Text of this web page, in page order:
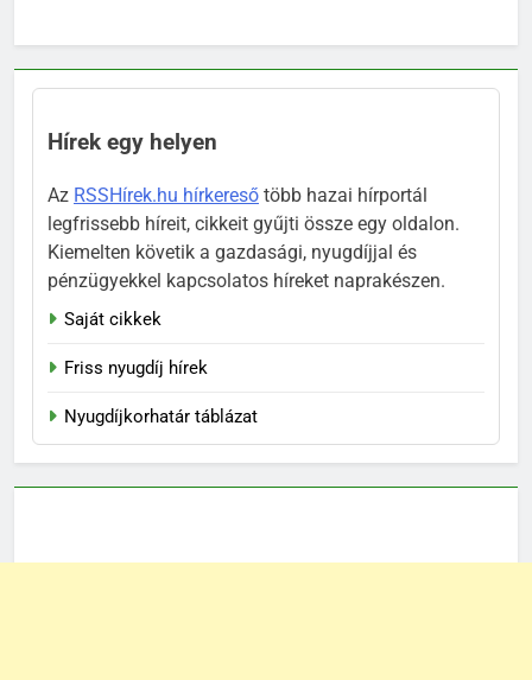
Hírek egy helyen
Az RSSHírek.hu hírkereső több hazai hírportál
legfrissebb híreit, cikkeit gyűjti össze egy oldalon.
Kiemelten követik a gazdasági, nyugdíjjal és
pénzügyekkel kapcsolatos híreket naprakészen.
Saját cikkek
Friss nyugdíj hírek
Nyugdíjkorhatár táblázat